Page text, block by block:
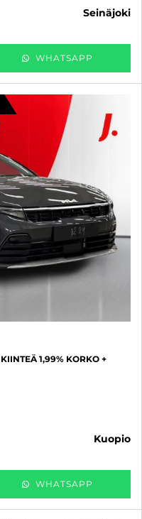
seinäjoki
WHATSAPP
1,99% KORKO +
kuopio
WHATSAPP